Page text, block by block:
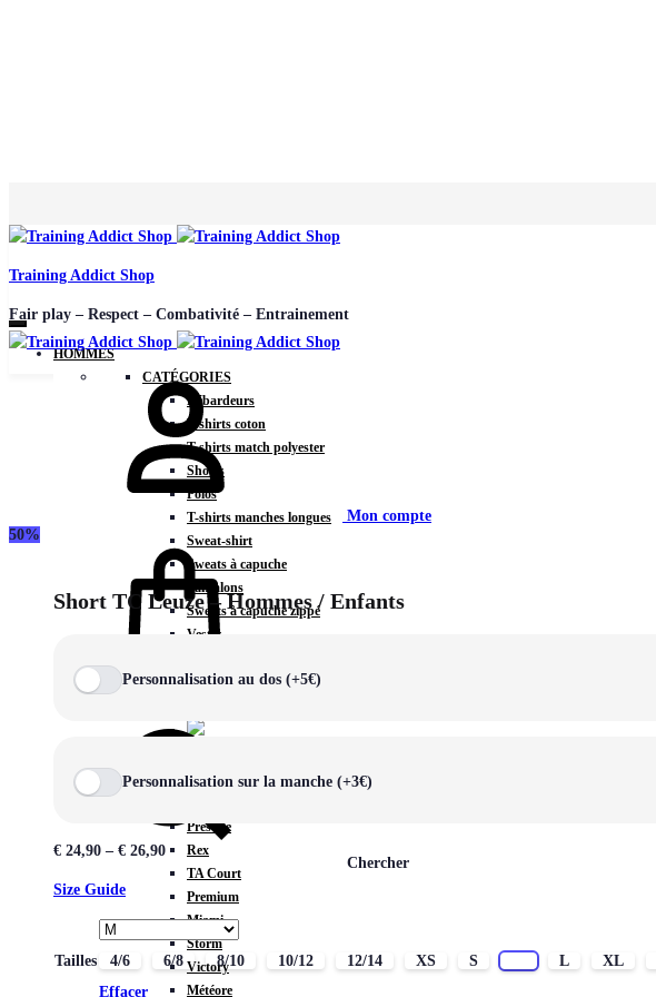
Training Addict Shop
Fair play – Respect – Combativité – Entrainement
HOMMES
CATÉGORIES
Débardeurs
T-shirts coton
T-shirts match polyester
Shorts
Polos
T-shirts manches longues
Sweat-shirt
Sweats à capuche
Pantalons
Sweats à capuche zippé
Vestes
Prestige
Rex
TA Court
Premium
Miami
Storm
Victory
Météore
Mon compte
Chercher
50%
Short TC Leuze – Hommes / Enfants
Personnalisation au dos (+5€)
Personnalisation sur la manche (+3€)
€ 24,90 – € 26,90
Size Guide
Tailles 4/6 6/8 8/10 10/12 12/14 XS S L XL
Effacer